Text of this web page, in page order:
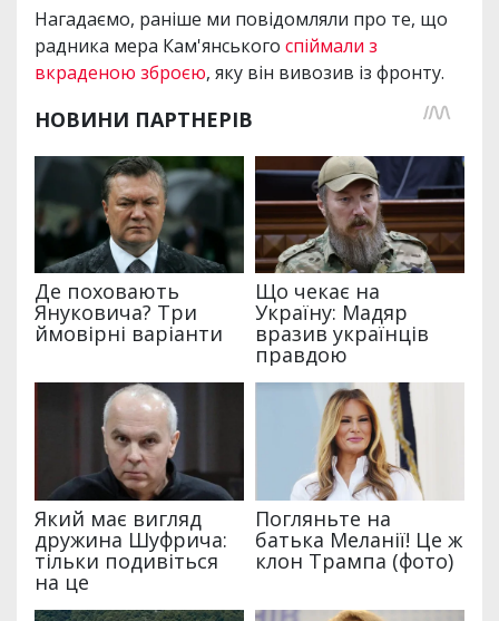
Нагадаємо, раніше ми повідомляли про те, що
радника мера Кам'янського спіймали з
вкраденою зброєю, яку він вивозив із фронту.